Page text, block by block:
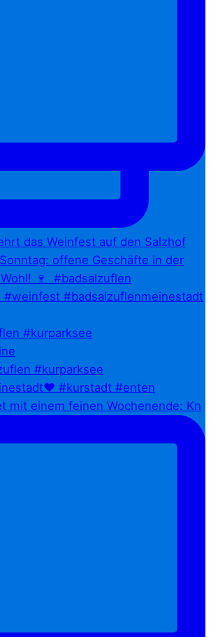
#kurparksee
mit einem feinen Wochenende: Kn